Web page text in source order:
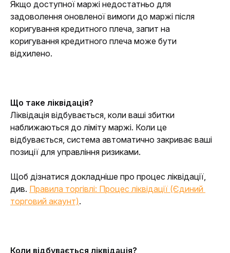
Якщо доступної маржі недостатньо для
задоволення оновленої вимоги до маржі після
коригування кредитного плеча, запит на
коригування кредитного плеча може бути
відхилено.
Що таке ліквідація?
Ліквідація відбувається, коли ваші збитки
наближаються до ліміту маржі. Коли це
відбувається, система автоматично закриває ваші
позиції для управління ризиками.
Щоб дізнатися докладніше про процес ліквідації,
див. Правила торгівлі: Процес ліквідації (Єдиний
торговий акаунт).
Коли відбувається ліквідація?